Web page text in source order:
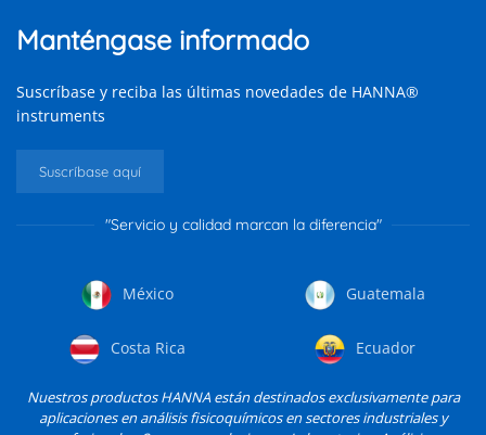
Manténgase informado
Suscríbase y reciba las últimas novedades de HANNA®
instruments
Suscríbase aquí
"Servicio y calidad marcan la diferencia"
México Guatemala
Costa Rica Ecuador
Nuestros productos HANNA están destinados exclusivamente para
aplicaciones en análisis fisicoquímicos en sectores industriales y